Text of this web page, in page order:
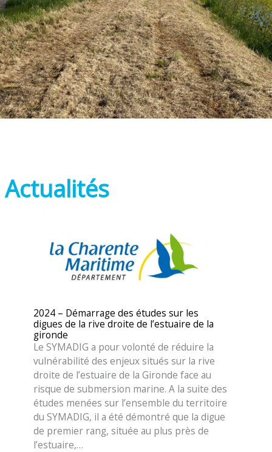
Actualités
2024 – Démarrage des études sur les
digues de la rive droite de l’estuaire de la
gironde
Le SYMADIG a pour volonté de réduire la
vulnérabilité des enjeux situés sur la rive
droite de l’estuaire de la Gironde face au
risque de submersion marine. A la suite des
études menées sur l’ensemble du territoire
du SYMADIG, il a été démontré que la digue
de premier rang, située au plus près de
l’estuaire,…